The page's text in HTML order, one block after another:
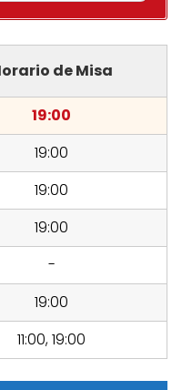
de Misa
19:00
19:00
19:00
19:00
-
19:00
11:00, 19:00